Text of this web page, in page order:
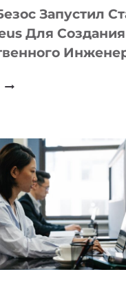
Запустил
Для Создания
ДЖЕФФ
ДЛЯ
СОЗДАНИЯ